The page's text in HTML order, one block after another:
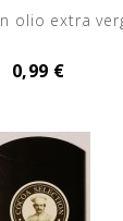
olio extra
0,99 €